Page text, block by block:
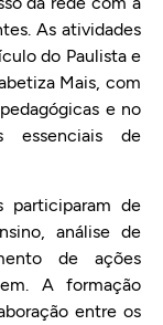
As atividades
do Paulista e
Mais, com
e no
essenciais de
participaram de
análise de
de ações
A formação
entre os